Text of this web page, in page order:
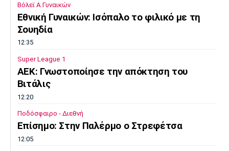
Βόλεϊ Α Γυναικών
Εθνική Γυναικών: Ισόπαλο το φιλικό με τη
Σουηδία
12:35
Super League 1
ΑΕΚ: Γνωστοποίησε την απόκτηση του
Βιτάλις
12:20
Ποδόσφαιρο - Διεθνή
Επίσημο: Στην Παλέρμο ο Στρεφέτσα
12:05